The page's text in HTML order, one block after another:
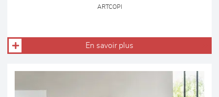
ARTCOPI
En savoir plus